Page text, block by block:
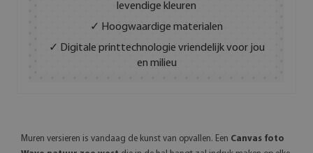
levendige kleuren
✓ Hoogwaardige materialen
✓ Digitale printtechnologie vriendelijk voor jou
en milieu
Muren versieren is vandaag de kunst van opvallen. Een Canvas foto